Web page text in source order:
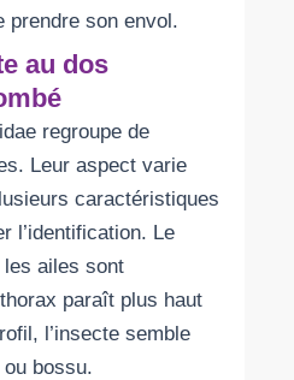
prendre son envol.
au dos
regroupe de
Leur aspect varie
caractéristiques
l’identification. Le
ailes sont
paraît plus haut
l’insecte semble
bossu.